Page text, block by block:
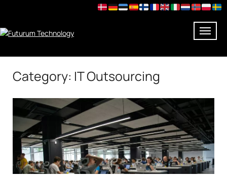
Category: IT Outsourcing